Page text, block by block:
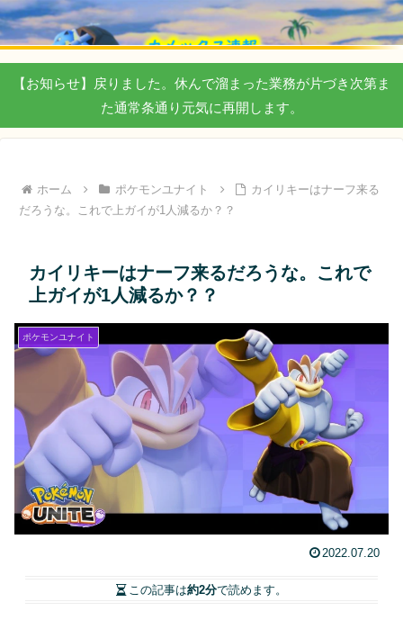
【お知らせ】戻りました。休んで溜まった業務が片づき次第ま
た通常条通り元気に再開します。
ホーム ポケモンユナイト
カイリキーはナーフ来る
だろうな。これで上ガイが1人減るか？？
カイリキーはナーフ来るだろうな。これで
上ガイが1人減るか？？
ポケモンユナイト
2022.07.20
この記事は約2分で読めます。